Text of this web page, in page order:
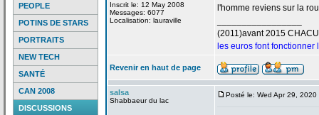
PEOPLE
POTINS DE STARS
PORTRAITS
NEW TECH
SANTÉ
CAN 2008
DISCUSSIONS
Inscrit le: 12 May 2008
Messages: 6077
Localisation: lauraville
l'homme reviens sur la
(2011)avant 2015
les euros font fonctionner
Revenir en haut de page
salsa
Shabbaeur du lac
Posté le: Wed Apr 29, 2020